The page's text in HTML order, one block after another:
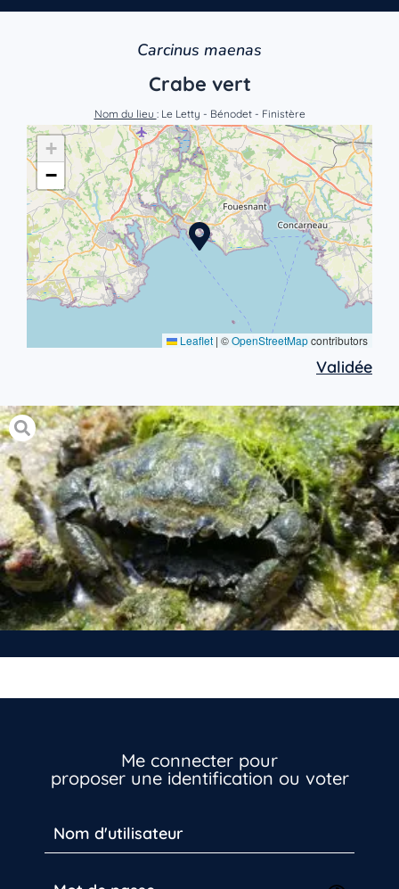
Carcinus maenas
Crabe vert
Nom du lieu : Le Letty - Bénodet - Finistère
+
−
Leaflet | ©OpenStreetMapcontributors
Validée
Me connecter pour
proposer une identification ou voter